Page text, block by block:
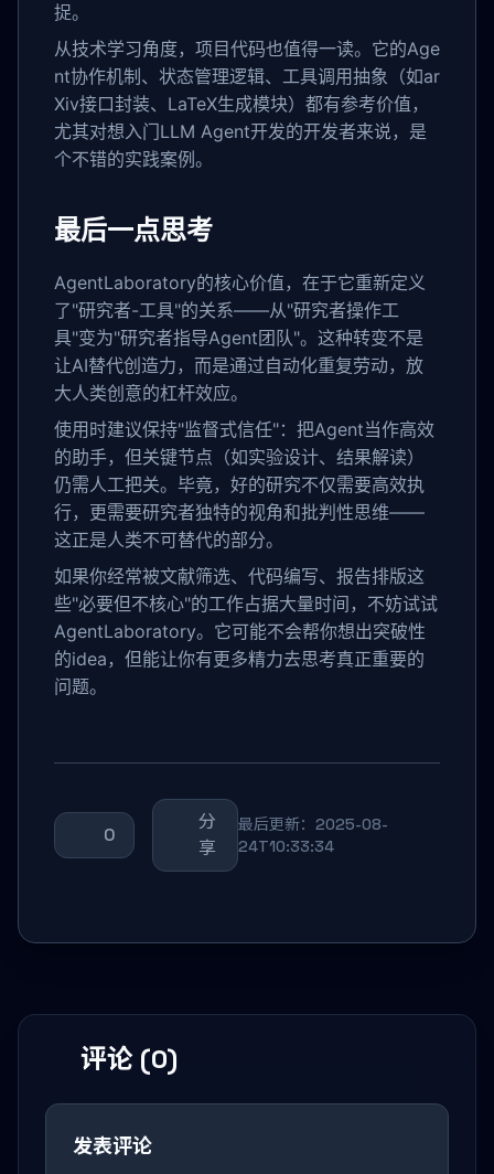
捉。
从技术学习角度，项目代码也值得一读。它的Age
nt协作机制、状态管理逻辑、工具调用抽象（如ar
Xiv接口封装、LaTeX生成模块）都有参考价值，
尤其对想入门LLM Agent开发的开发者来说，是
个不错的实践案例。
最后一点思考
AgentLaboratory的核心价值，在于它重新定义
了"研究者-工具"的关系——从"研究者操作工
具"变为"研究者指导Agent团队"。这种转变不是
让AI替代创造力，而是通过自动化重复劳动，放
大人类创意的杠杆效应。
使用时建议保持"监督式信任"：把Agent当作高效
的助手，但关键节点（如实验设计、结果解读）
仍需人工把关。毕竟，好的研究不仅需要高效执
行，更需要研究者独特的视角和批判性思维——
这正是人类不可替代的部分。
如果你经常被文献筛选、代码编写、报告排版这
些"必要但不核心"的工作占据大量时间，不妨试试
AgentLaboratory。它可能不会帮你想出突破性
的idea，但能让你有更多精力去思考真正重要的
问题。
0
分
享
最后更新：2025-08-
24T10:33:34
评论 (0)
发表评论